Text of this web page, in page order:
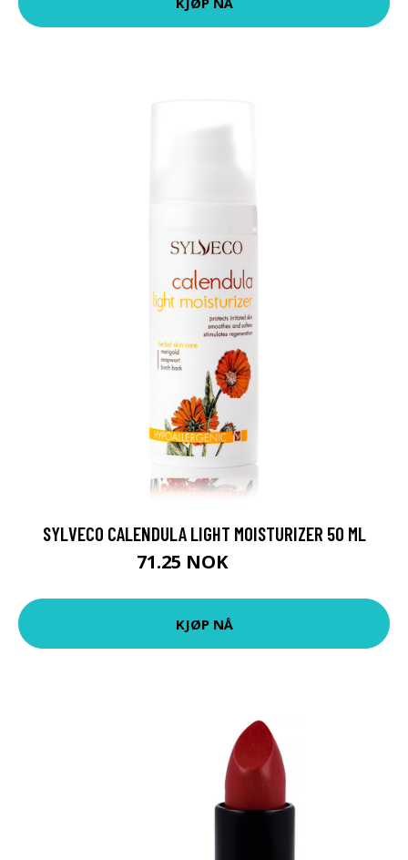
SYLVECO CALENDULA LIGHT MOISTURIZER 50 ML
71.25 NOK
KJØP NÅ